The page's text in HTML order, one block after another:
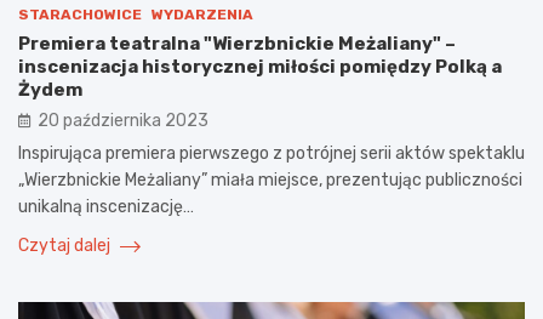
STARACHOWICE WYDARZENIA
Premiera teatralna "Wierzbnickie Meżaliany" –
inscenizacja historycznej miłości pomiędzy Polką a
Żydem
20 października 2023
Inspirująca premiera pierwszego z potrójnej serii aktów spektaklu
„Wierzbnickie Meżaliany” miała miejsce, prezentując publiczności
unikalną inscenizację…
Czytaj dalej